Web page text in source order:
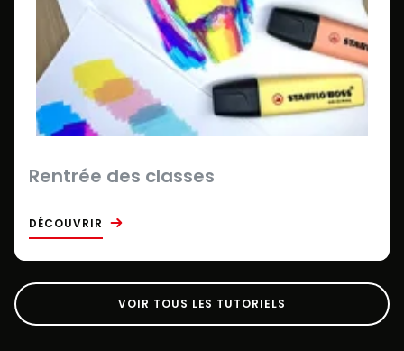
Rentrée des classes
DÉCOUVRIR
VOIR TOUS LES TUTORIELS